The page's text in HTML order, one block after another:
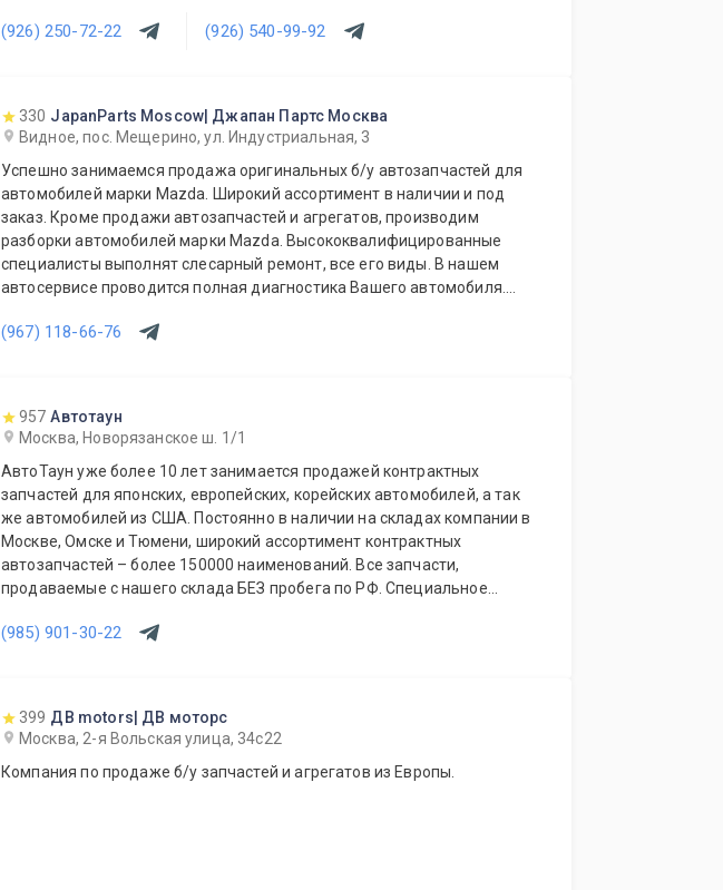
ежедневно!
(926) 250-72-22 (926) 540-99-92
330 JapanParts Moscow| Джапан Партс Москва
Видное, пос. Мещерино, ул. Индустриальная, 3
Успешно занимаемся продажа оригинальных б/у автозапчастей для
автомобилей марки Mazda. Широкий ассортимент в наличии и под
заказ. Кроме продажи автозапчастей и агрегатов, производим
разборки автомобилей марки Mazda. Высококвалифицированные
специалисты выполнят слесарный ремонт, все его виды. В нашем
автосервисе проводится полная диагностика Вашего автомобиля.
также дополнительное оборудование для Вашего автомобиля.
(967) 118-66-76
957 Автотаун
Москва, Новорязанское ш. 1/1
АвтоТаун уже более 10 лет занимается продажей контрактных
запчастей для японских, европейских, корейских автомобилей, а так
же автомобилей из США. Постоянно в наличии на складах компании в
Москве, Омске и Тюмени, широкий ассортимент контрактных
автозапчастей – более 150000 наименований. Все запчасти,
продаваемые с нашего склада БЕЗ пробега по РФ. Специальное
(985) 901-30-22
399 ДВ motors| ДВ моторс
Москва, 2-я Вольская улица, 34с22
Компания по продаже б/у запчастей и агрегатов из Европы.